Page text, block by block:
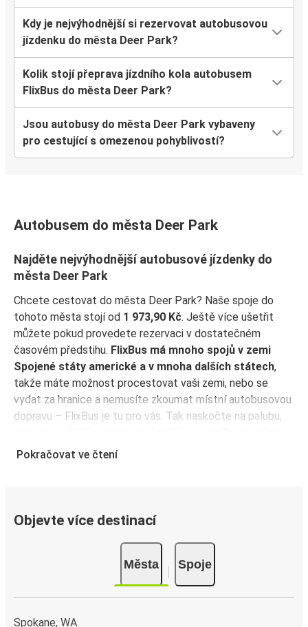
Kdy je nejvýhodnější si rezervovat autobusovou
jízdenku do města Deer Park?
Kolik stojí přeprava jízdního kola autobusem
FlixBus do města Deer Park?
Jsou autobusy do města Deer Park vybaveny
pro cestující s omezenou pohyblivostí?
Autobusem do města Deer Park
Najděte nejvýhodnější autobusové jízdenky do
města Deer Park
Chcete cestovat do města Deer Park? Naše spoje do
tohoto města stojí od 1 973,90 Kč. Ještě více ušetřit
můžete pokud provedete rezervaci v dostatečném
časovém předstihu. FlixBus má mnoho spojů v zemi
Spojené státy americké a v mnoha dalších státech,
takže máte možnost procestovat vaši zemi, nebo se
vydat za hranice a nemusíte zkoumat místní autobusovou
dopravu – FlixBus je tu pro vás. Tak naskočte na palubu,
prostorném sedadle! Koupit si jízdenku je tak snadné, ať si
jako vaše jízdenka – jednoduše ji ukažte řidiči při nástupu
do autobusu. Pro nejvýhodnější ceny si rezervujte jízdenku
předem přímo v aplikaci FlixBus – čím dříve koupíte, tím
levnější bude vaše cesta!
Proč cestovat do města Deer Park s FlixBusem?
Pokračovat ve čtení
Objevte více destinací
Města Spoje
Spokane, WA